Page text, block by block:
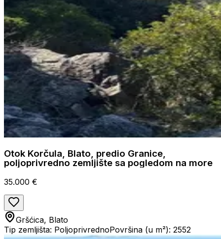
Otok Korčula, Blato, predio Granice,
poljoprivredno zemljište sa pogledom na more
35.000 €
Gršćica, Blato
Tip zemljišta: PoljoprivrednoPovršina (u m²): 2552